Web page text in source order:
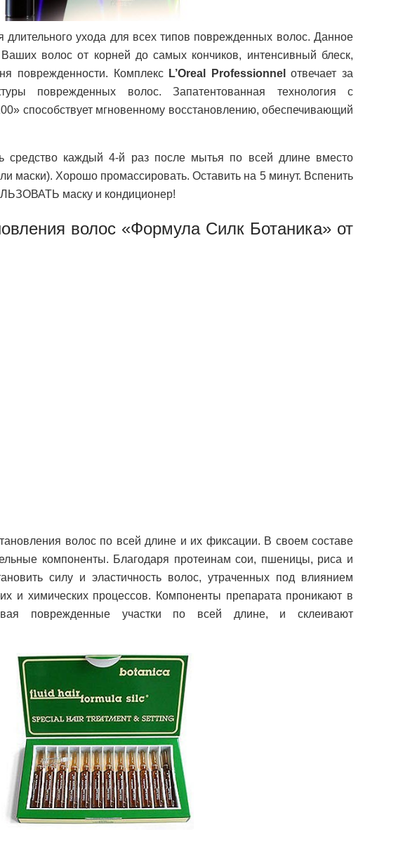
длительного ухода для всех типов поврежденных волос. Данное
Ваших волос от корней до самых кончиков, интенсивный блеск,
поврежденности. Комплекс L’Oreal Professionnelотвечает за
поврежденных волос. Запатентованная технология с
способствует мгновенному восстановлению, обеспечивающий
средство каждый 4-й раз после мытья по всей длине вместо
маски). Хорошо промассировать. Оставить на 5 минут. Вспенить
маску и кондиционер!
волос «Формула Силк Ботаника» от
волос по всей длине и их фиксации. В своем составе
компоненты. Благодаря протеинам сои, пшеницы, риса и
силу и эластичность волос, утраченных под влиянием
и химических процессов. Компоненты препарата проникают в
поврежденные участки по всей длине, и склеивают